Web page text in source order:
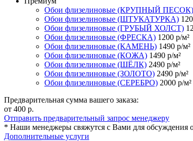
Обои флизелиновые (КРУПНЫЙ ПЕСОК)
Обои флизелиновые (ШТУКАТУРКА)
Обои флизелиновые (ГРУБЫЙ ХОЛСТ)
Обои флизелиновые (ФРЕСКА) 1200 р/м²
Обои флизелиновые (КАМЕНЬ) 1490 р/м²
Обои флизелиновые (КОЖА) 1490 р/м²
Обои флизелиновые (ШЁЛК) 2490 р/м²
Обои флизелиновые (ЗОЛОТО) 2490 р/м²
Обои флизелиновые (СЕРЕБРО) 2000 р/м²
Предварительная сумма вашего заказа:
от 400 р.
Отправить предварительный запрос менеджеру
* Наши менеджеры свяжутся с Вами для обсуждения
Дополнительные услуги